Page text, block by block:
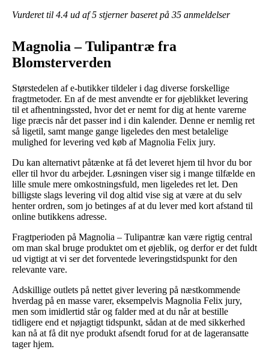
Vurderet til 4.4 ud af 5 stjerner baseret på 35 anmeldelser
Magnolia – Tulipantræ fra
Blomsterverden
Størstedelen af e-butikker tildeler i dag diverse forskellige
fragtmetoder. En af de mest anvendte er for øjeblikket levering
til et afhentningssted, hvor det er nemt for dig at hente varerne
lige præcis når det passer ind i din kalender. Denne er nemlig ret
så ligetil, samt mange gange ligeledes den mest betalelige
mulighed for levering ved køb af Magnolia Felix jury.
Du kan alternativt påtænke at få det leveret hjem til hvor du bor
eller til hvor du arbejder. Løsningen viser sig i mange tilfælde en
lille smule mere omkostningsfuld, men ligeledes ret let. Den
billigste slags levering vil dog altid vise sig at være at du selv
henter ordren, som jo betinges af at du lever med kort afstand til
online butikkens adresse.
Fragtperioden på Magnolia – Tulipantræ kan være rigtig central
om man skal bruge produktet om et øjeblik, og derfor er det fuldt
ud vigtigt at vi ser det forventede leveringstidspunkt for den
relevante vare.
Adskillige outlets på nettet giver levering på næstkommende
hverdag på en masse varer, eksempelvis Magnolia Felix jury,
men som imidlertid står og falder med at du når at bestille
tidligere end et nøjagtigt tidspunkt, sådan at de med sikkerhed
kan nå at få dit nye produkt afsendt forud for at de lageransatte
tager hjem.